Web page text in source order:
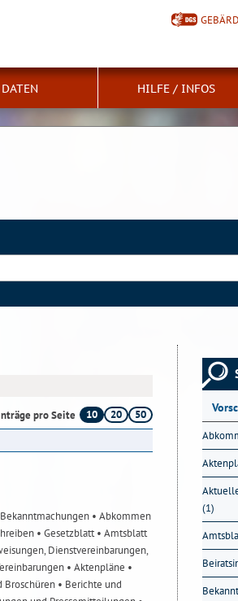
DATEN HILFE / INFOS
pro Seite 10 20
50
• Abkommen
• Gesetzblatt• Amtsblatt
Dienstvereinbarungen,
• Aktenpläne •
Broschüren • Berichte und
(1)